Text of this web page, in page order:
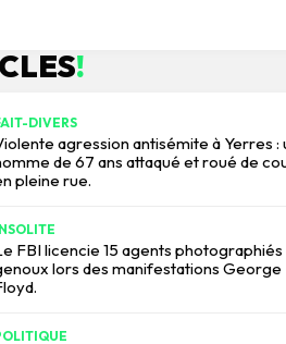
!
DIVERS
agression antisémite à Yerres :
de 67 ans attaqué et roué de
pleine rue.
FBI licencie 15 agents photographiés
lors des manifestations George